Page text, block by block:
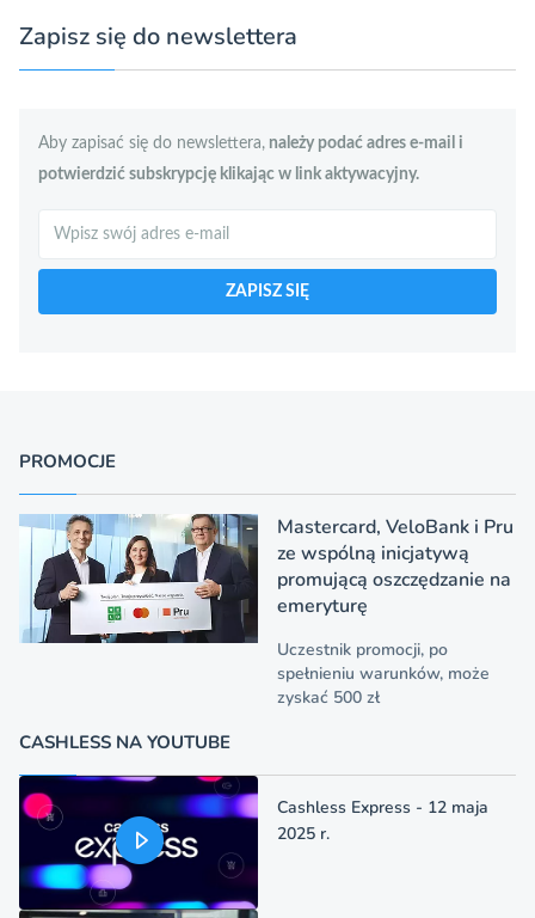
Zapisz się do newslettera
Aby zapisać się do newslettera, należy podać adres e-mail i
potwierdzić subskrypcję klikając w link aktywacyjny.
ZAPISZ SIĘ
PROMOCJE
Mastercard, VeloBank i Pru
ze wspólną inicjatywą
promującą oszczędzanie na
emeryturę
Uczestnik promocji, po
spełnieniu warunków, może
zyskać 500 zł
CASHLESS NA YOUTUBE
Cashless Express - 12 maja
2025 r.